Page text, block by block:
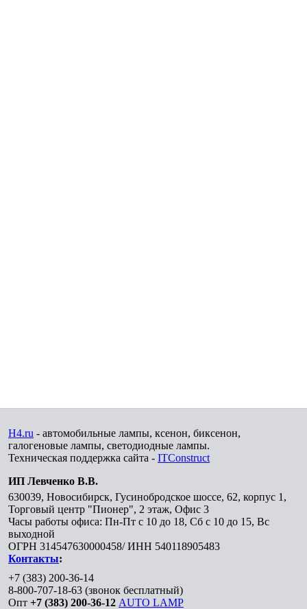
H4.ru - автомобильные лампы, ксенон, биксенон,
галогеновые лампы, светодиодные лампы.
Техническая поддержка сайта - ITConstruct
ИП Левченко В.В.
630039, Новосибирск, Гусинобродское шоссе, 62, корпус 1,
Торговый центр "Пионер", 2 этаж, Офис 3
Часы работы офиса: Пн-Пт с 10 до 18, Сб с 10 до 15, Вс
выходной
ОГРН 314547630000458/ ИНН 540118905483
Контакты:
+7 (383) 200-36-14
8-800-707-18-63 (звонок бесплатный)
Опт +7 (383) 200-36-12 AUTO LAMP